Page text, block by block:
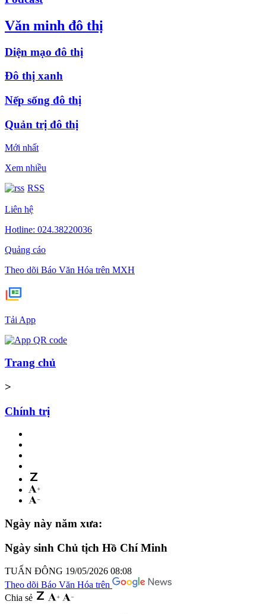
Văn minh đô thị
Diện mạo đô thị
Đô thị xanh
Nếp sống đô thị
Quản trị đô thị
Mới nhất
Xem nhiều
RSS
Liên hệ
Hotline: 024.38220036
Quảng cáo
Theo dõi Báo Văn Hóa trên MXH
Tải App
Trang chủ
>
Chính trị
Ngày này năm xưa:
Ngày sinh Chủ tịch Hồ Chí Minh
TUẤN ĐÔNG 19/05/2026 08:08
Theo dõi Báo Văn Hóa trên
Chia sẻ